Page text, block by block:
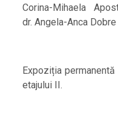
Corina-Mihaela
dr. Angela-Anca
Expoziția permanentă
etajului II.